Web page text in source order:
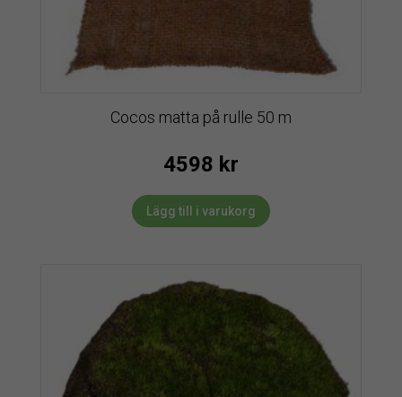
Cocos matta på rulle 50 m
4598 kr
Lägg till i varukorg